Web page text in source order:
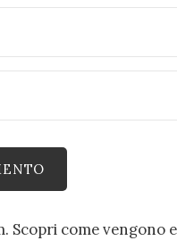
Scopri come vengono